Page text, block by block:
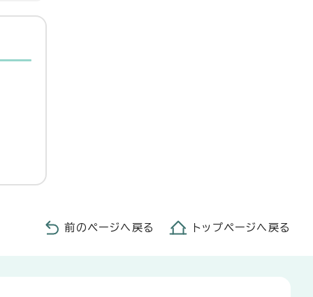
前のページへ戻る トップページへ戻る